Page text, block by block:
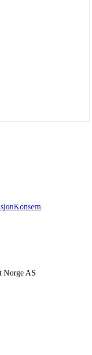
Konsern
Norge AS